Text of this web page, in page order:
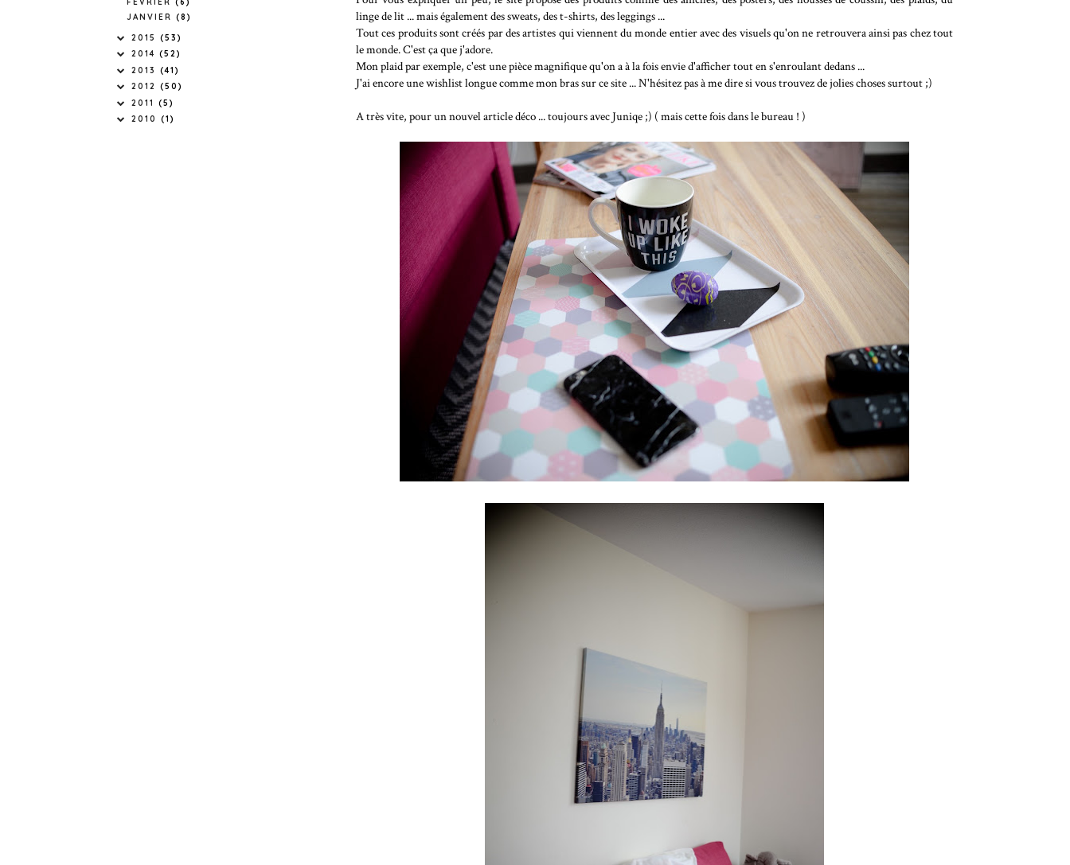
linge de lit ... mais également des sweats, des t-shirts, des leggings ...
Tout ces produits sont créés par des artistes qui viennent du monde entier avec des visuels qu'on ne retrouvera ainsi pas chez tout
le monde. C'est ça que j'adore.
Mon plaid par exemple, c'est une pièce magnifique qu'on a à la fois envie d'afficher tout en s'enroulant dedans ...
J'ai encore une wishlist longue comme mon bras sur ce site ... N'hésitez pas à me dire si vous trouvez de jolies choses surtout ;)
A très vite, pour un nouvel article déco ... toujours avec Juniqe ;) ( mais cette fois dans le bureau ! )
JANVIER (8)
2015 (53)
2014 (52)
2013 (41)
2012 (50)
2011 (5)
2010 (1)